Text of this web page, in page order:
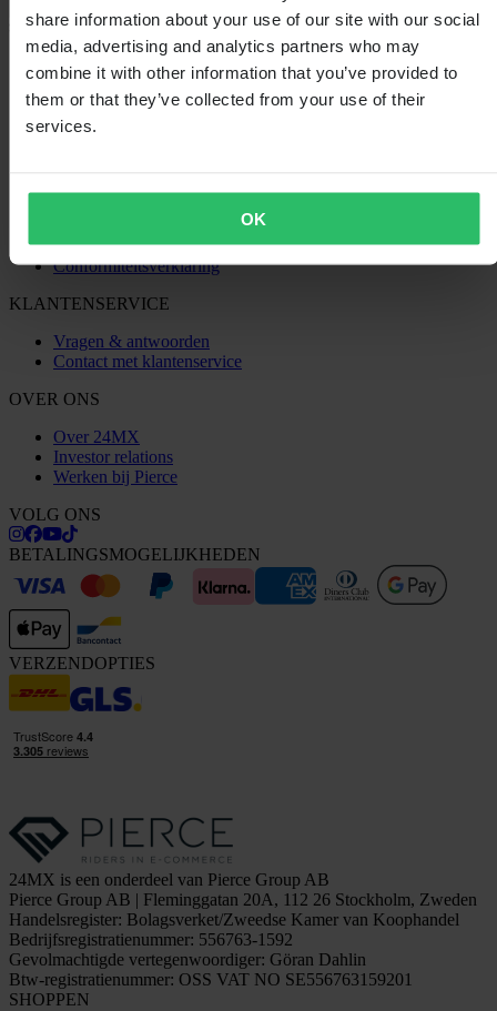
share information about your use of our site with our social
media, advertising and analytics partners who may
combine it with other information that you’ve provided to
them or that they’ve collected from your use of their
services.
OK
SHOPPEN
Privacybeleid
Verzending & levering
Bestelstatus
Conformiteitsverklaring
KLANTENSERVICE
Vragen & antwoorden
Contact met klantenservice
OVER ONS
Over 24MX
Investor relations
Werken bij Pierce
VOLG ONS
BETALINGSMOGELIJKHEDEN
VERZENDOPTIES
24MX is een onderdeel van Pierce Group AB
Pierce Group AB | Fleminggatan 20A, 112 26 Stockholm, Zweden
Handelsregister: Bolagsverket/Zweedse Kamer van Koophandel
Bedrijfsregistratienummer: 556763-1592
Gevolmachtigde vertegenwoordiger: Göran Dahlin
Btw-registratienummer: OSS VAT NO SE556763159201
SHOPPEN